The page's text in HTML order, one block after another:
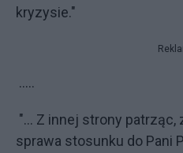
kryzysie."
.....
"... Z innej strony patrząc,
sprawa stosunku do Pani